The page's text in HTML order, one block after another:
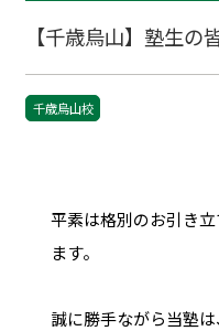
【千歳烏山】塾生
千歳烏山校
平素は格別のお引き
ます。
誠に勝手ながら当塾